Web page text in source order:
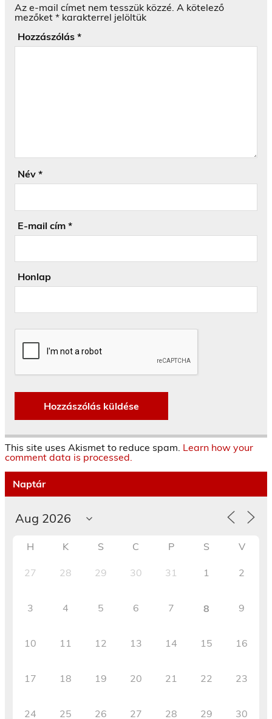
Az e-mail címet nem tesszük közzé. A kötelező
mezőket * karakterrel jelöltük
Hozzászólás *
Név *
E-mail cím *
Honlap
This site uses Akismet to reduce spam. Learn how your
comment data is processed.
Naptár
H K S C P S V
27 28 29 30 31 1 2
3 4 5 6 7 8 9
10 11 12 13 14 15 16
17 18 19 20 21 22 23
24 25 26 27 28 29 30